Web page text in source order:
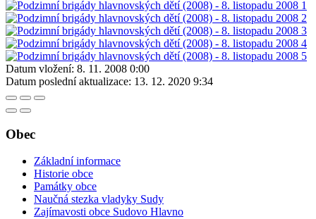
Datum vložení: 8. 11. 2008 0:00
Datum poslední aktualizace: 13. 12. 2020 9:34
Obec
Základní informace
Historie obce
Památky obce
Naučná stezka vladyky Sudy
Zajímavosti obce Sudovo Hlavno